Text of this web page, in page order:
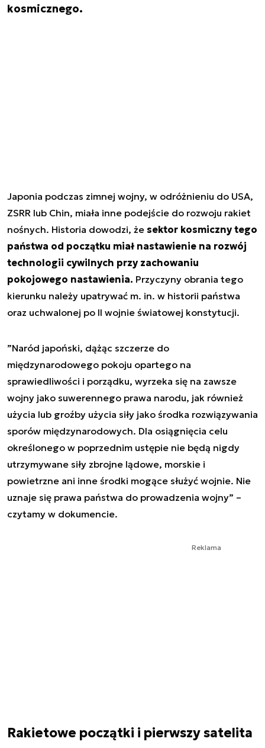
kosmicznego.
Japonia podczas zimnej wojny, w odróżnieniu do USA,
ZSRR lub Chin, miała inne podejście do rozwoju rakiet
nośnych. Historia dowodzi, że sektor kosmiczny tego
państwa od początku miał nastawienie na rozwój
technologii cywilnych przy zachowaniu
pokojowego nastawienia. Przyczyny obrania tego
kierunku należy upatrywać m. in. w historii państwa
oraz uchwalonej po II wojnie światowej konstytucji.
”Naród japoński, dążąc szczerze do
międzynarodowego pokoju opartego na
sprawiedliwości i porządku, wyrzeka się na zawsze
wojny jako suwerennego prawa narodu, jak również
użycia lub groźby użycia siły jako środka rozwiązywania
sporów międzynarodowych. Dla osiągnięcia celu
określonego w poprzednim ustępie nie będą nigdy
utrzymywane siły zbrojne lądowe, morskie i
powietrzne ani inne środki mogące służyć wojnie. Nie
uznaje się prawa państwa do prowadzenia wojny” –
czytamy w dokumencie.
Reklama
Rakietowe początki i pierwszy satelita